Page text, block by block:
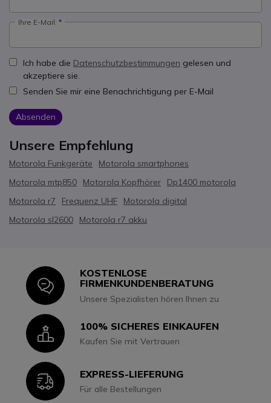
Ihre E-Mail:
Ich habe die Datenschutzbestimmungen gelesen und
akzeptiere sie.
Senden Sie mir eine Benachrichtigung per E-Mail
Absenden
Unsere Empfehlung
Motorola Funkgeräte
Motorola smartphones
Motorola mtp850
Motorola Kopfhörer
Dp1400 motorola
Motorola r7
Frequenz UHF
Motorola digital
Motorola sl2600
Motorola r7 akku
Icon
KOSTENLOSE
FIRMENKUNDENBERATUNG
Unsere Spezialisten hören Ihnen zu
Icon100% SICHERES EINKAUFEN
Kaufen Sie mit Vertrauen
IconEXPRESS-LIEFERUNG
Für alle Bestellungen